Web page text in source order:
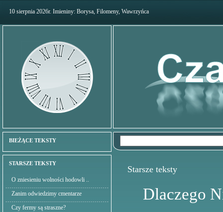
10 sierpnia 2026r. Imieniny: Borysa, Filomeny, Wawrzyńca
BIEŻĄCE TEKSTY
STARSZE TEKSTY
O zniesieniu wolności hodowli ..
Zanim odwiedzimy cmentarze
Czy fermy są straszne?
Starsze teksty
Dlaczego